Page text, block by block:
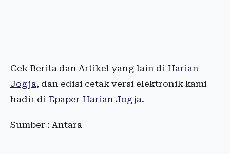
Cek Berita dan Artikel yang lain di Harian
Jogja, dan edisi cetak versi elektronik kami
hadir di Epaper Harian Jogja.
Sumber : Antara